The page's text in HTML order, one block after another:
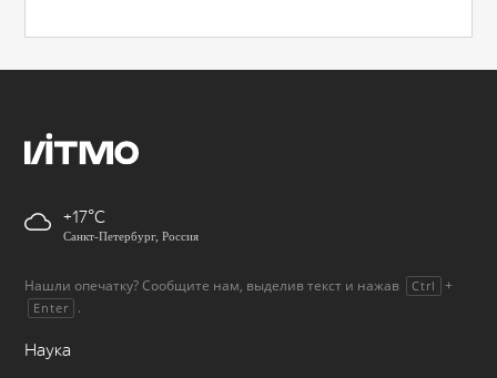
+17
Санкт-Петербург, Россия
Нашли опечатку? Сообщите нам, выделив текст и нажав Ctrl +
Enter .
Наука